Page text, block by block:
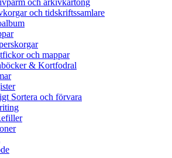
och arkivkartong
och tidskriftssamlare
och mappar
& Kortfodral
Sortera och förvara